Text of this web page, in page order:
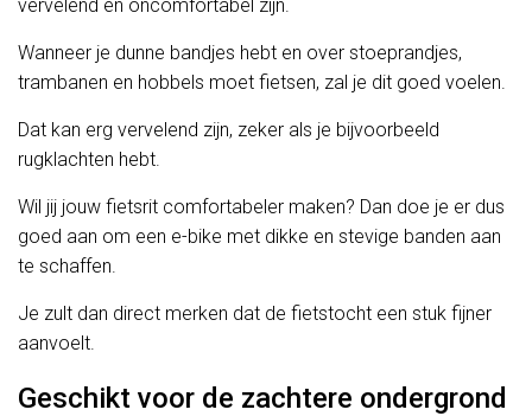
vervelend en oncomfortabel zijn.
Wanneer je dunne bandjes hebt en over stoeprandjes,
trambanen en hobbels moet fietsen, zal je dit goed voelen.
Dat kan erg vervelend zijn, zeker als je bijvoorbeeld
rugklachten hebt.
Wil jij jouw fietsrit comfortabeler maken? Dan doe je er dus
goed aan om een e-bike met dikke en stevige banden aan
te schaffen.
Je zult dan direct merken dat de fietstocht een stuk fijner
aanvoelt.
Geschikt voor de zachtere ondergrond